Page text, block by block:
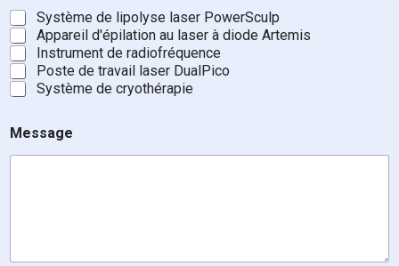
Système de lipolyse laser PowerSculp
Appareil d'épilation au laser à diode Artemis
Instrument de radiofréquence
Poste de travail laser DualPico
Système de cryothérapie
T
é
Message